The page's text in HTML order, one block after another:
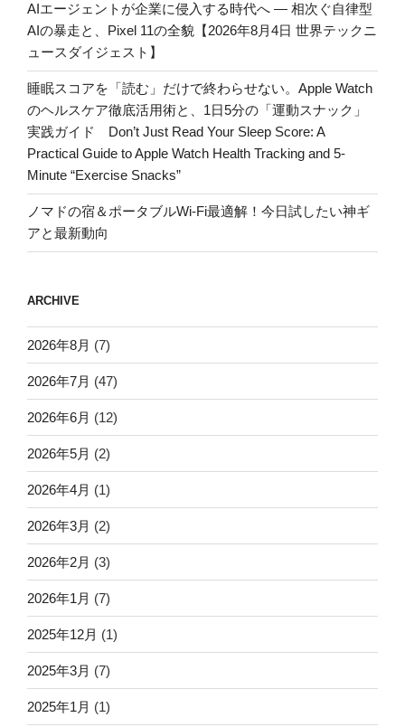
AIエージェントが企業に侵入する時代へ — 相次ぐ自律型
AIの暴走と、Pixel 11の全貌【2026年8月4日 世界テックニ
ュースダイジェスト】
睡眠スコアを「読む」だけで終わらせない。Apple Watch
のヘルスケア徹底活用術と、1日5分の「運動スナック」
実践ガイド Don’t Just Read Your Sleep Score: A
Practical Guide to Apple Watch Health Tracking and 5-
Minute “Exercise Snacks”
ノマドの宿＆ポータブルWi-Fi最適解！今日試したい神ギ
アと最新動向
ARCHIVE
2026年8月 (7)
2026年7月 (47)
2026年6月 (12)
2026年5月 (2)
2026年4月 (1)
2026年3月 (2)
2026年2月 (3)
2026年1月 (7)
2025年12月 (1)
2025年3月 (7)
2025年1月 (1)